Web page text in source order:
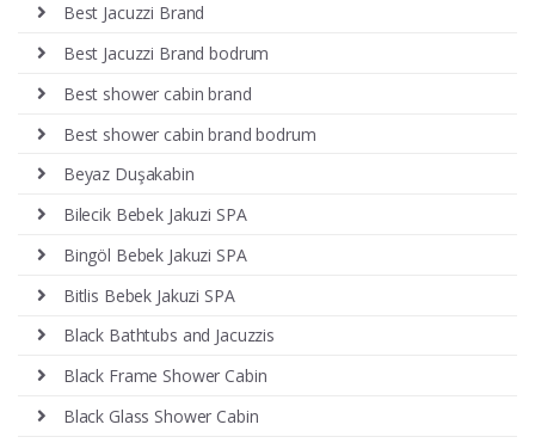
Best Jacuzzi Brand
Best Jacuzzi Brand bodrum
Best shower cabin brand
Best shower cabin brand bodrum
Beyaz Duşakabin
Bilecik Bebek Jakuzi SPA
Bingöl Bebek Jakuzi SPA
Bitlis Bebek Jakuzi SPA
Black Bathtubs and Jacuzzis
Black Frame Shower Cabin
Black Glass Shower Cabin